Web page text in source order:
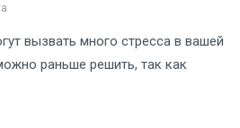
вызвать много стресса в вашей
раньше решить, так как